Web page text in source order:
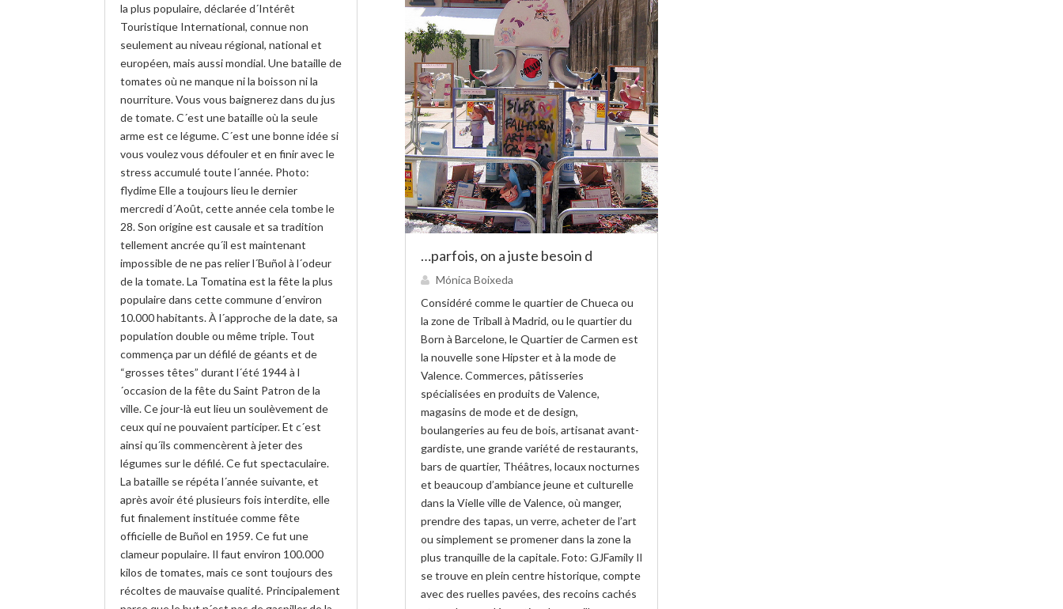
la plus populaire, déclarée d´Intérêt
Touristique International, connue non
seulement au niveau régional, national et
européen, mais aussi mondial. Une bataille de
tomates où ne manque ni la boisson ni la
nourriture. Vous vous baignerez dans du jus
de tomate. C´est une bataille où la seule
arme est ce légume. C´est une bonne idée si
vous voulez vous défouler et en finir avec le
stress accumulé toute l´année. Photo:
flydime Elle a toujours lieu le dernier
mercredi d´Août, cette année cela tombe le
28. Son origine est causale et sa tradition
tellement ancrée qu´il est maintenant
impossible de ne pas relier l´Buñol à l´odeur
de la tomate. La Tomatina est la fête la plus
populaire dans cette commune d´environ
10.000 habitants. À l´approche de la date, sa
population double ou même triple. Tout
commença par un défilé de géants et de
“grosses têtes” durant l´été 1944 à l
´occasion de la fête du Saint Patron de la
ville. Ce jour-là eut lieu un soulèvement de
ceux qui ne pouvaient participer. Et c´est
ainsi qu´ils commencèrent à jeter des
légumes sur le défilé. Ce fut spectaculaire.
La bataille se répéta l´année suivante, et
après avoir été plusieurs fois interdite, elle
fut finalement instituée comme fête
officielle de Buñol en 1959. Ce fut une
clameur populaire. Il faut environ 100.000
kilos de tomates, mais ce sont toujours des
récoltes de mauvaise qualité. Principalement
…parfois, on a juste besoin d
Mónica Boixeda
Considéré comme le quartier de Chueca ou
la zone de Triball à Madrid, ou le quartier du
Born à Barcelone, le Quartier de Carmen est
la nouvelle sone Hipster et à la mode de
Valence. Commerces, pâtisseries
spécialisées en produits de Valence,
magasins de mode et de design,
boulangeries au feu de bois, artisanat avant-
gardiste, une grande variété de restaurants,
bars de quartier, Théâtres, locaux nocturnes
et beaucoup d’ambiance jeune et culturelle
dans la Vielle ville de Valence, où manger,
prendre des tapas, un verre, acheter de l’art
ou simplement se promener dans la zone la
plus tranquille de la capitale. Foto: GJFamily Il
se trouve en plein centre historique, compte
avec des ruelles pavées, des recoins cachés